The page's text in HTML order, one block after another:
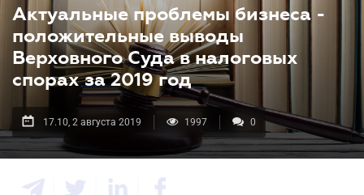
Актуальные проблемы бизнеса -
положительные выводы
Верховного Суда в налоговых
спорах за 2019 год
17.10, 2 августа 2019 1997 0